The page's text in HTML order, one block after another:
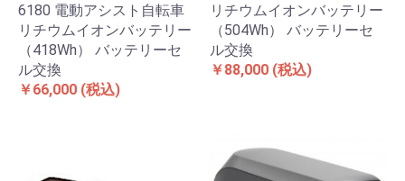
6180 電動アシスト自転車
リチウムイオンバッテリー
（418Wh） バッテリーセ
ル交換
￥66,000 (税込)
リチウムイオンバッテリー
（504Wh） バッテリーセ
ル交換
￥88,000 (税込)